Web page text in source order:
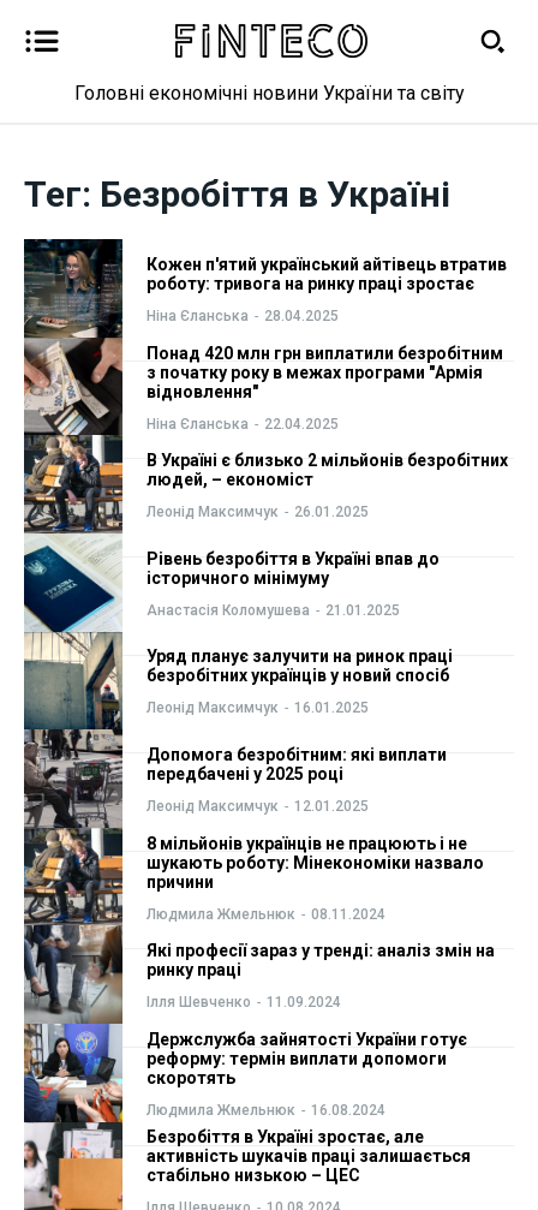
Бізнес
Фінанси
Валютний ринок
Криптовалюта
Робота і освіта
Публікації
ФОП
Курс валют
Ми в соц. мережах
Бізнес
Фінанси
Валютний ринок
Криптовалюта
Робота і освіта
Публікації
ФОП
Курс валют
Ми в соц. мережах
Головні економічні новини України та світу
Тег: Безробіття в Україні
Кожен п'ятий український айтівець втратив
роботу: тривога на ринку праці зростає
Ніна Єланська - 28.04.2025
Понад 420 млн грн виплатили безробітним
з початку року в межах програми "Армія
відновлення"
Ніна Єланська - 22.04.2025
В Україні є близько 2 мільйонів безробітних
людей, – економіст
Леонід Максимчук - 26.01.2025
Рівень безробіття в Україні впав до
історичного мінімуму
Анастасія Коломушева - 21.01.2025
Уряд планує залучити на ринок праці
безробітних українців у новий спосіб
Леонід Максимчук - 16.01.2025
Допомога безробітним: які виплати
передбачені у 2025 році
Леонід Максимчук - 12.01.2025
8 мільйонів українців не працюють і не
шукають роботу: Мінекономіки назвало
причини
Людмила Жмельнюк - 08.11.2024
Які професії зараз у тренді: аналіз змін на
ринку праці
Ілля Шевченко - 11.09.2024
Держслужба зайнятості України готує
реформу: термін виплати допомоги
скоротять
Людмила Жмельнюк - 16.08.2024
Безробіття в Україні зростає, але
активність шукачів праці залишається
стабільно низькою – ЦЕС